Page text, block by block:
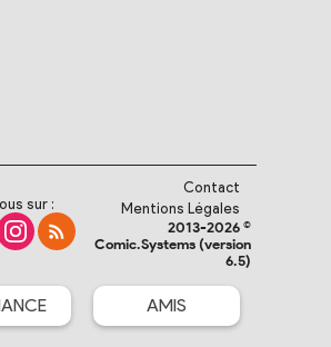
sur :
Contact
Mentions Légales
2013-2026 ©
Comic.Systems (version
6.5)
AMIS